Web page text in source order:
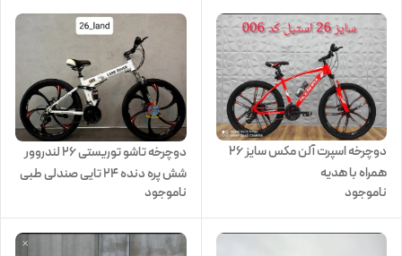
دوچرخه اسپرت آلن مکس سایز ۲۶
همراه با هدیه
ناموجود
دوچرخه تاشو توریستی ۲۶ لندروور
شش پره دنده ۲۴ تایی صندلی طبی
فنری
ناموجود